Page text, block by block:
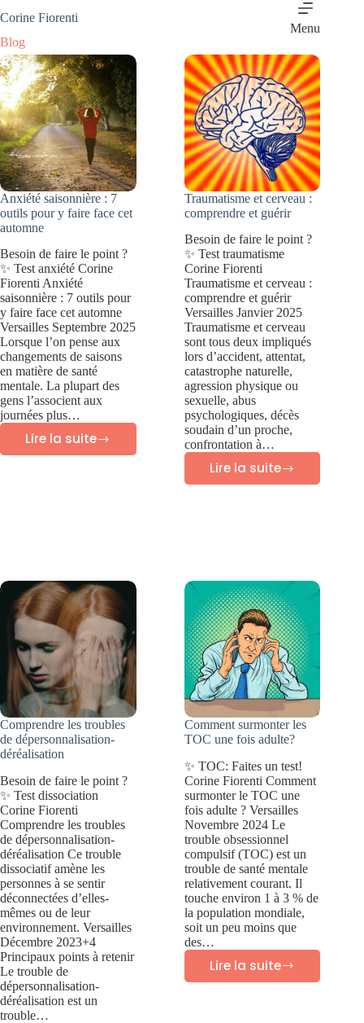
au
contenu
Corine Fiorenti
Menu
Blog
Anxiété saisonnière : 7
outils pour y faire face cet
automne
Besoin de faire le point ?
✨ Test anxiété Corine
Fiorenti Anxiété
saisonnière : 7 outils pour
y faire face cet automne
Versailles Septembre 2025
Lorsque l’on pense aux
changements de saisons
en matière de santé
mentale. La plupart des
gens l’associent aux
journées plus…
Lire la suite
y
faire
face
cet
automne
Traumatisme et cerveau :
comprendre et guérir
Besoin de faire le point ?
✨ Test traumatisme
Corine Fiorenti
Traumatisme et cerveau :
comprendre et guérir
Versailles Janvier 2025
Traumatisme et cerveau
sont tous deux impliqués
lors d’accident, attentat,
catastrophe naturelle,
agression physique ou
sexuelle, abus
psychologiques, décès
soudain d’un proche,
confrontation à…
Lire la suite
Traumatisme
comprendre
et
guérir
Comprendre les troubles
de dépersonnalisation-
déréalisation
Besoin de faire le point ?
✨ Test dissociation
Corine Fiorenti
Comprendre les troubles
de dépersonnalisation-
déréalisation Ce trouble
dissociatif amène les
personnes à se sentir
déconnectées d’elles-
mêmes ou de leur
environnement. Versailles
Décembre 2023+4
Principaux points à retenir
Le trouble de
dépersonnalisation-
déréalisation est un
trouble…
Comment surmonter les
TOC une fois adulte?
✨ TOC: Faites un test!
Corine Fiorenti Comment
surmonter le TOC une
fois adulte ? Versailles
Novembre 2024 Le
trouble obsessionnel
compulsif (TOC) est un
trouble de santé mentale
relativement courant. Il
touche environ 1 à 3 % de
la population mondiale,
soit un peu moins que
des…
Lire la suite